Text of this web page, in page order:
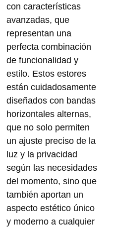
con características
avanzadas, que
representan una
perfecta combinación
de funcionalidad y
estilo. Estos estores
están cuidadosamente
diseñados con bandas
horizontales alternas,
que no solo permiten
unajuste preciso de la
luzy la privacidad
según las necesidades
del momento, sino que
también aportan un
aspecto estético único
y moderno a cualquier